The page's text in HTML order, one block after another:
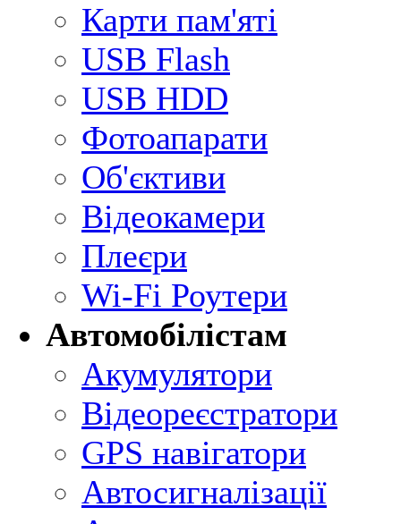
Карти пам'яті
USB Flash
USB HDD
Фотоапарати
Об'єктиви
Відеокамери
Плеєри
Wi-Fi Роутери
Автомобілістам
Акумулятори
Відеореєстратори
GPS навігатори
Автосигналізації